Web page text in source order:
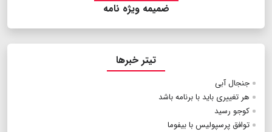
ضمیمه ویژه نامه
تیتر خبرها
جنجال آبی
هر تغییری باید با برنامه باشد
کوجو رسید
توافق پرسپولیس با بیفوما